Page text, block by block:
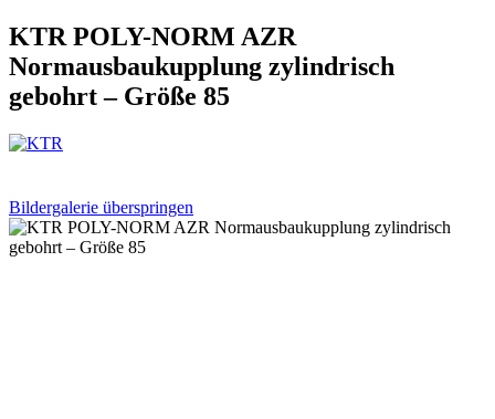
KTR POLY-NORM AZR
Normausbaukupplung zylindrisch
gebohrt – Größe 85
Bildergalerie überspringen